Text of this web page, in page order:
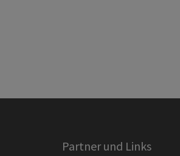
Partner und Links